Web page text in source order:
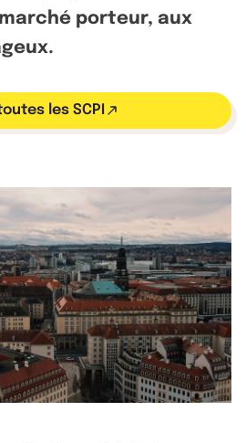
porteur, aux
les SCPI